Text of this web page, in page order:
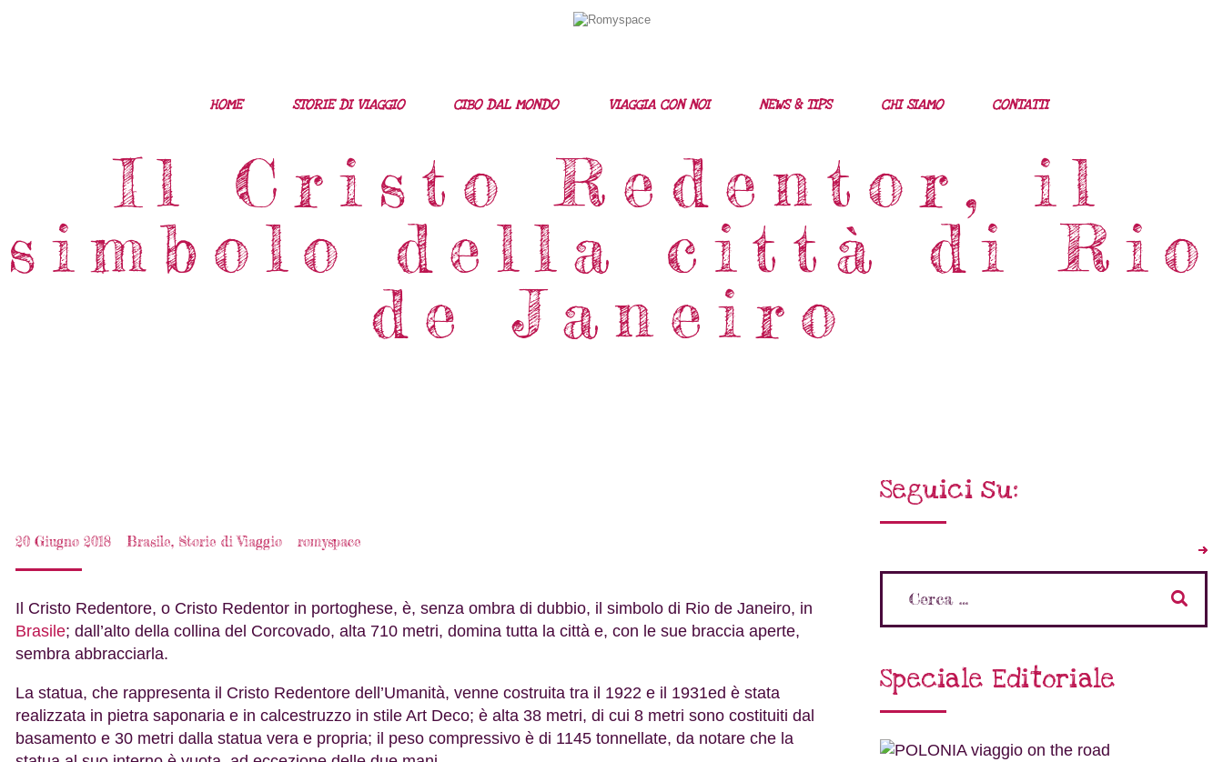
HOME STORIE DI VIAGGIO CIBO DAL MONDO VIAGGIA CON NOI NEWS & TIPS CHI SIAMO CONTATTI
Il Cristo Redentor, il
simbolo della città di Rio
de Janeiro
Cibo Dal Mondo
Viaggia Con Noi
News & Tips
Chi Siamo
Contatti
20 Giugno 2018 Brasile, Storie di Viaggio romyspace
Il Cristo Redentore, o Cristo Redentor in portoghese, è, senza ombra di dubbio, il simbolo di Rio de Janeiro, in
Brasile; dall’alto della collina del Corcovado, alta 710 metri, domina tutta la città e, con le sue braccia aperte,
sembra abbracciarla.
La statua, che rappresenta il Cristo Redentore dell’Umanità, venne costruita tra il 1922 e il 1931ed è stata
realizzata in pietra saponaria e in calcestruzzo in stile Art Deco; è alta 38 metri, di cui 8 metri sono costituiti dal
basamento e 30 metri dalla statua vera e propria; il peso compressivo è di 1145 tonnellate, da notare che la
Seguici su:
Speciale Editoriale